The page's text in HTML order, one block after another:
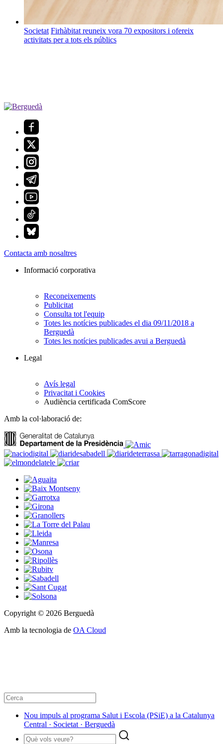
Societat Firhàbitat reuneix vora 70 expositors i ofereix
activitats per a tots els públics
Contacta amb nosaltres
Informació corporativa
Reconeixements
Publicitat
Consulta tot l'equip
Totes les notícies publicades el dia 09/11/2018 a
Berguedà
Totes les notícies publicades avui a Berguedà
Legal
Avís legal
Privacitat i Cookies
Audiència certificada ComScore
Amb la col·laboració de:
Copyright © 2026 Berguedà
Amb la tecnologia de OA Cloud
Nou impuls al programa Salut i Escola (PSiE) a la Catalunya
Central · Societat · Berguedà